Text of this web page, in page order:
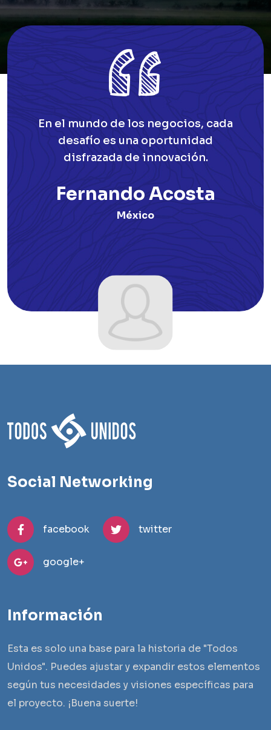
En el mundo de los negocios, cada
desafío es una oportunidad
disfrazada de innovación.
Fernando Acosta
México
Social Networking
facebook twitter
google+
Información
Esta es solo una base para la historia de "Todos
Unidos". Puedes ajustar y expandir estos elementos
según tus necesidades y visiones específicas para
el proyecto. ¡Buena suerte!